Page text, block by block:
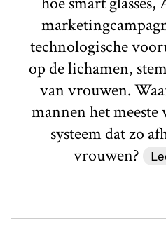
technologische
op de lichamen,
van vrouwen.
mannen het meeste
systeem dat zo
vrouwen?